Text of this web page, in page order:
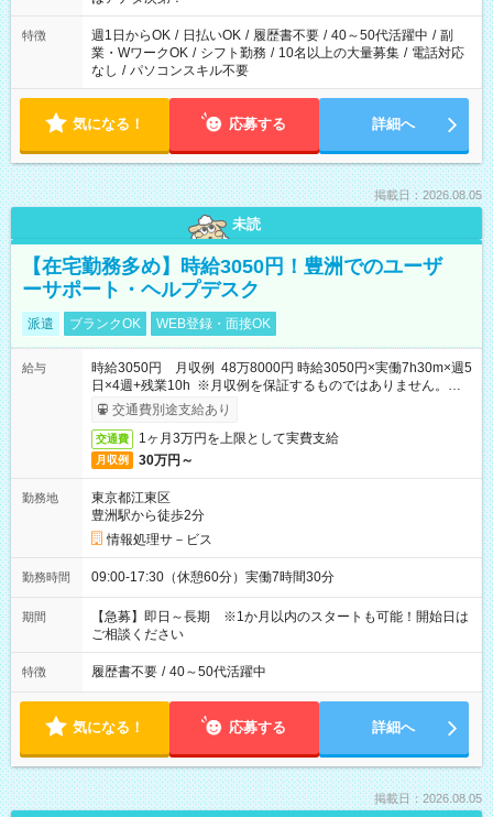
特徴 週1日からOK / 日払いOK / 履歴書不要 / 40～50代活躍中 / 副
業・WワークOK / シフト勤務 / 10名以上の大量募集 / 電話対応
なし / パソコンスキル不要
気になる！ 応募する 詳細へ
掲載日：2026.08.05
未読
【在宅勤務多め】時給3050円！豊洲でのユーザ
ーサポート・ヘルプデスク
派遣 ブランクOK WEB登録・面接OK
給与
時給3050円 月収例 48万8000円 時給3050円×実働7h30m×週5
日×4週+残業10h ※月収例を保証するものではありません。※給
与即受取りサービス利用可（利用条件有）
交通費別途支給あり
交通費 1ヶ月3万円を上限として実費支給
月収例 30万円～
勤務地
東京都江東区
豊洲駅から徒歩2分
情報処理サ－ビス
勤務時間 09:00-17:30（休憩60分）実働7時間30分
期間
【急募】即日～長期 ※1か月以内のスタートも可能！開始日は
ご相談ください
特徴 履歴書不要 / 40～50代活躍中
気になる！ 応募する 詳細へ
掲載日：2026.08.05